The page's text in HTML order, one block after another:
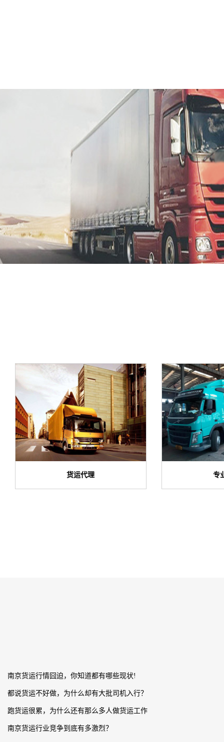
货运代理 专
南京货运行情囧迫，你知道都有哪些现状!
都说货运不好做，为什么却有大批司机入行？
跑货运很累，为什么还有那么多人做货运工作
南京货运行业竞争到底有多激烈？